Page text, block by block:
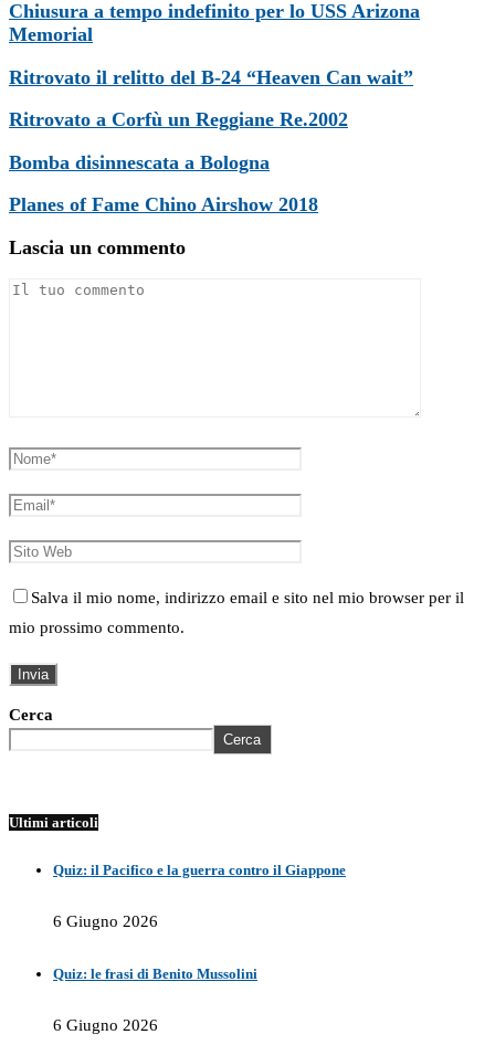
Chiusura a tempo indefinito per lo USS Arizona
Memorial
Ritrovato il relitto del B-24 “Heaven Can wait”
Ritrovato a Corfù un Reggiane Re.2002
Bomba disinnescata a Bologna
Planes of Fame Chino Airshow 2018
Lascia un commento
Salva il mio nome, indirizzo email e sito nel mio browser per il
mio prossimo commento.
Cerca
Cerca
Ultimi articoli
Quiz: il Pacifico e la guerra contro il Giappone
6 Giugno 2026
Quiz: le frasi di Benito Mussolini
6 Giugno 2026